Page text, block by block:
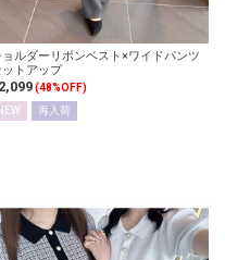
ョルダーリボンベスト×ワイドパンツ
ットアップ
(48%OFF)
再入荷